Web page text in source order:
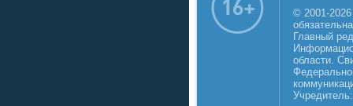
© 2001-
Главный
области.